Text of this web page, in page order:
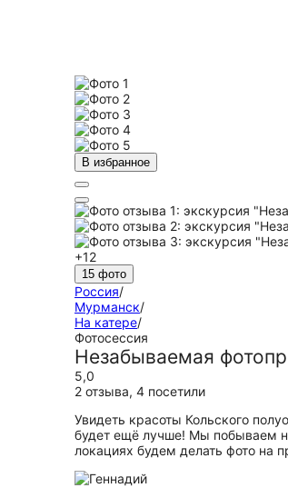
В избранное
+12
15 фото
Россия/
Мурманск/
На катере/
Фотосессия
Незабываемая
5,0
2 отзыва, 4 посетили
Увидеть красоты Кольского
будет ещё лучше! Мы побываем
локациях будем делать фото на